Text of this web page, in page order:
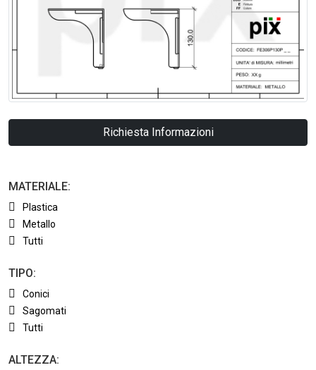
MATERIALE:
Plastica
Metallo
Tutti
TIPO:
Conici
Sagomati
Tutti
ALTEZZA:
Richiesta Informazioni